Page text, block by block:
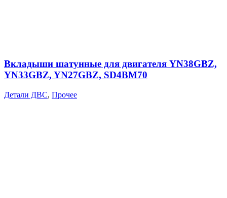
Вкладыши шатунные для двигателя YN38GBZ,
YN33GBZ, YN27GBZ, SD4BM70
Детали ДВС, Прочее